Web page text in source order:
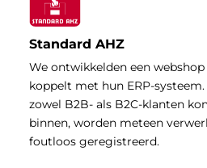
Standard AHZ
We ontwikkelden een
koppelt met hun ERP-
zowel B2B- als B2C-klanten
binnen, worden meteen
foutloos geregistreerd.